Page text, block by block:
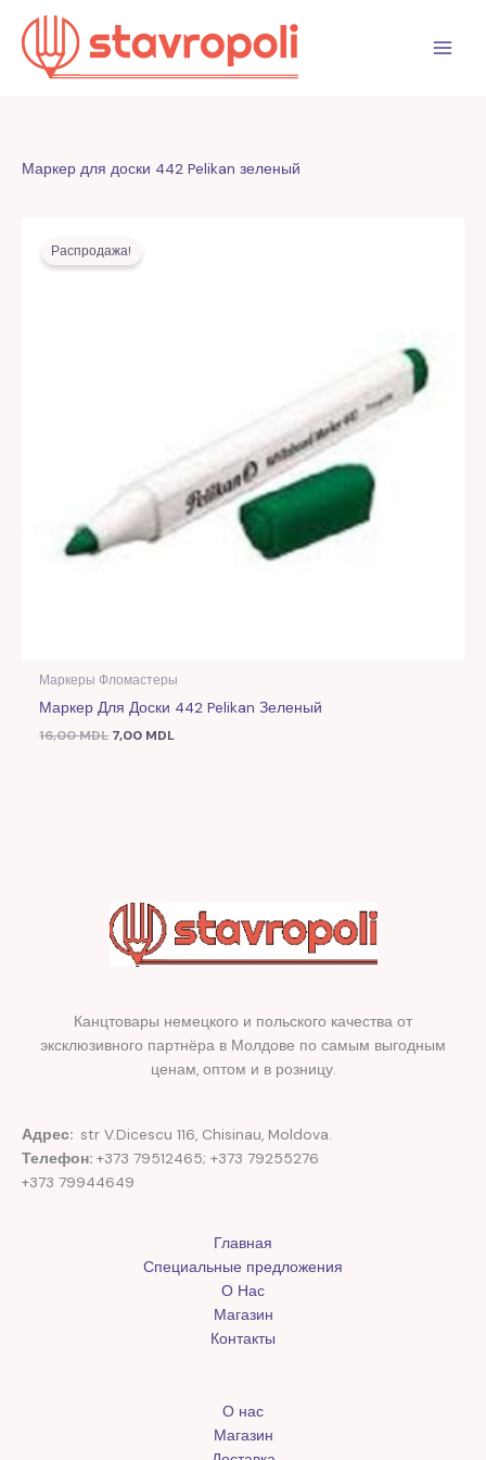
Перейти
содержимому
Маркер для доски 442 Pelikan зеленый
Распродажа!
Маркеры Фломастеры
Маркер Для Доски 442 Pelikan Зеленый
16,00MDL
цена
составляла
7,00 MDL
Канцтовары немецкого и польского качества от
эксклюзивного партнёра в Молдове по самым выгодным
ценам, оптом и в розницу.
Адрес: str V.Dicescu 116, Chisinau, Moldova.
Телефон: +373 79512465; +373 79255276
+373 79944649
Главная
Специальные предложения
О Нас
Магазин
Контакты
О нас
Магазин